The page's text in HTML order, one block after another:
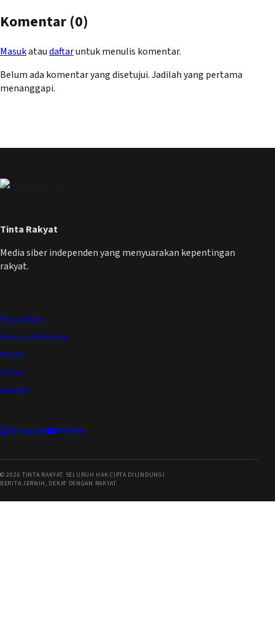
Komentar (0)
Masukataudaftaruntuk menulis komentar.
Belum ada komentar yang disetujui. Jadilah yang pertama
menanggapi.
Tinta Rakyat
Media siber independen yang menyuarakan kepentingan
rakyat.
Tentang Kami
Pedoman Media Siber
Redaksi
Kontak
Kode Etik
Instagram YouTube
©2026 TINTA RAKYAT. SELURUH HAK CIPTA DILINDUNGI.
BERITA JERNIH, DEKAT DENGAN RAKYAT.